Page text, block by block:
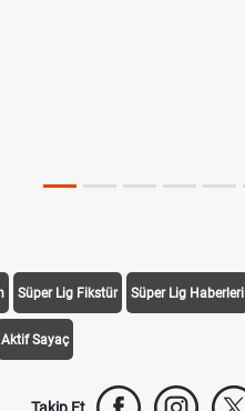
Süper Lig Fikstür Süper Lig Haberleri
Aktif Sayaç
Takip Et